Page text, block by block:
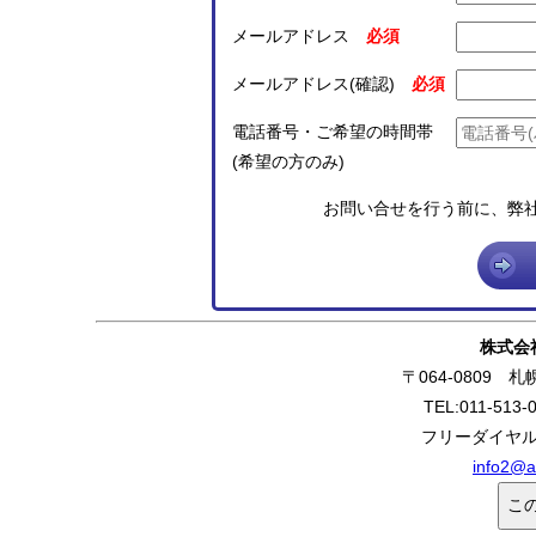
メールアドレス
メールアドレス(確認)
電話番号・ご希望の時間帯
(希望の方のみ)
お問い合せを行う前に、弊
株式会
〒064-0809 札
TEL:011-
フリーダイヤ